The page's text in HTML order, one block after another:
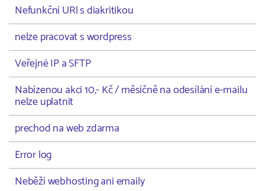
Nefunkční URl s diakritikou
nelze pracovat s wordpress
Veřejné IP a SFTP
Nabízenou akci 10,- Kč / měsíčně na odesílání e-mailu
nelze uplatnit
prechod na web zdarma
Error log
Neběží webhosting ani emaily